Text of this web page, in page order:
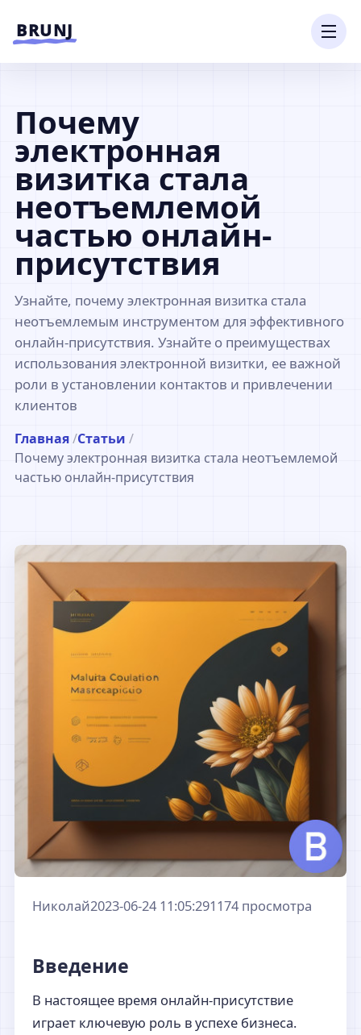
BRUNJ
Почему
электронная
визитка стала
неотъемлемой
частью онлайн-
присутствия
Узнайте, почему электронная визитка стала
неотъемлемым инструментом для эффективного
онлайн-присутствия. Узнайте о преимуществах
использования электронной визитки, ее важной
роли в установлении контактов и привлечении
клиентов
Главная/Статьи /
Почему электронная визитка стала неотъемлемой
частью онлайн-присутствия
Николай2023-06-24 11:05:291174 просмотра
Введение
В настоящее время онлайн-присутствие
играет ключевую роль в успехе бизнеса.